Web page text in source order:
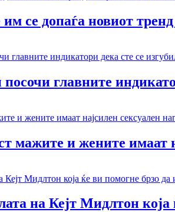
се допаѓа новиот
главните
мажите и жените имаат
на Кејт Мидлтон